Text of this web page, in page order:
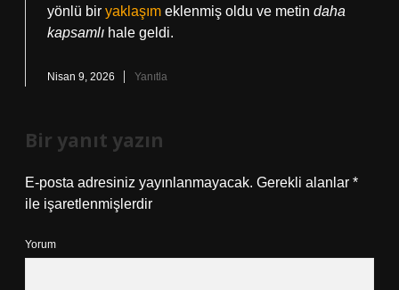
yönlü bir yaklaşım eklenmiş oldu ve metin daha
kapsamlı hale geldi.
Nisan 9, 2026 Yanıtla
Bir yanıt yazın
E-posta adresiniz yayınlanmayacak. Gerekli alanlar *
ile işaretlenmişlerdir
Yorum